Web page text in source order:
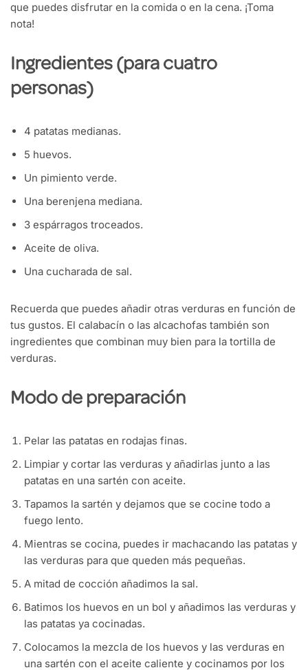
que puedes disfrutar en la comida o en la cena. ¡Toma
nota!
Ingredientes (para cuatro
personas)
4 patatas medianas.
5 huevos.
Un pimiento verde.
Una berenjena mediana.
3 espárragos troceados.
Aceite de oliva.
Una cucharada de sal.
Recuerda que puedes añadir otras verduras en función de
tus gustos. El calabacín o las alcachofas también son
ingredientes que combinan muy bien para la tortilla de
verduras.
Modo de preparación
Pelar las patatas en rodajas finas.
Limpiar y cortar las verduras y añadirlas junto a las
patatas en una sartén con aceite.
Tapamos la sartén y dejamos que se cocine todo a
fuego lento.
Mientras se cocina, puedes ir machacando las patatas y
las verduras para que queden más pequeñas.
A mitad de cocción añadimos la sal.
Batimos los huevos en un bol y añadimos las verduras y
las patatas ya cocinadas.
Colocamos la mezcla de los huevos y las verduras en
una sartén con el aceite caliente y cocinamos por los